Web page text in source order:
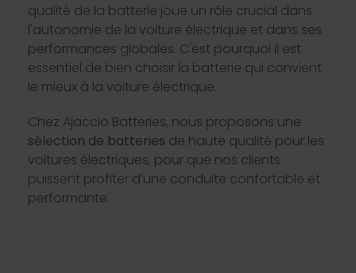
qualité de la batterie joue un rôle crucial dans
l'autonomie de la voiture électrique et dans ses
performances globales. C'est pourquoi il est
essentiel de bien choisir la batterie qui convient
le mieux à la voiture électrique.
Chez Ajaccio Batteries, nous proposons une
sélection de batteries de haute qualité pour les
voitures électriques, pour que nos clients
puissent profiter d'une conduite confortable et
performante.